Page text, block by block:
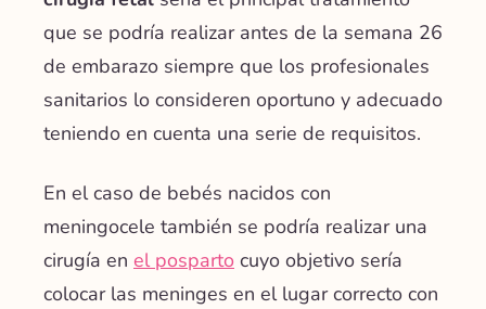
que se podría realizar antes de la semana 26
de embarazo siempre que los profesionales
sanitarios lo consideren oportuno y adecuado
teniendo en cuenta una serie de requisitos.
En el caso de bebés nacidos con
meningocele también se podría realizar una
cirugía en el posparto cuyo objetivo sería
colocar las meninges en el lugar correcto con